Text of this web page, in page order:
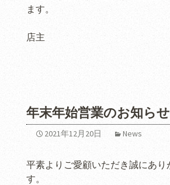
ます。
店主
年末年始営業のお知らせ
2021年12月20日 News
平素よりご愛顧いただき誠にあり
す。